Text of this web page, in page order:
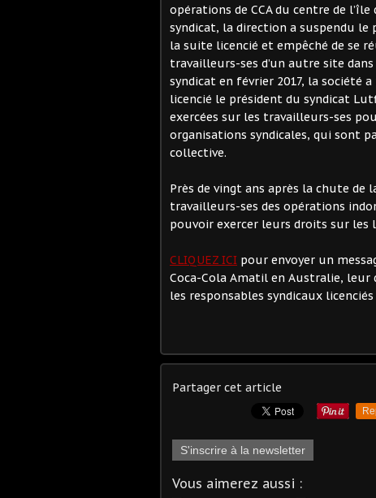
opérations de CCA du centre de
syndicat, la direction a suspendu
la suite licencié et empêché de se
travailleurs-ses d’un autre site
syndicat en février 2017, la
licencié le président du syndicat
exercées sur les travailleurs-ses
organisations syndicales, qui sont
collective.
Près de vingt ans après la chute
travailleurs-ses des opérations
pouvoir exercer leurs droits sur les
CLIQUEZ ICI pour envoyer un
Coca-Cola Amatil en Australie,
les responsables syndicaux
Partager cet article
S'inscrire à la newsletter
Vous aimerez aussi :